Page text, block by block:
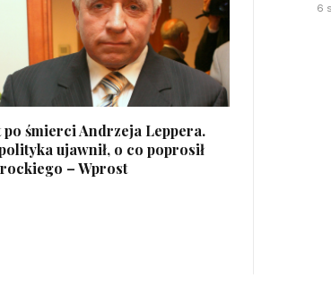
po śmierci Andrzeja Leppera.
ujawnił, o co poprosił
– Wprost
6